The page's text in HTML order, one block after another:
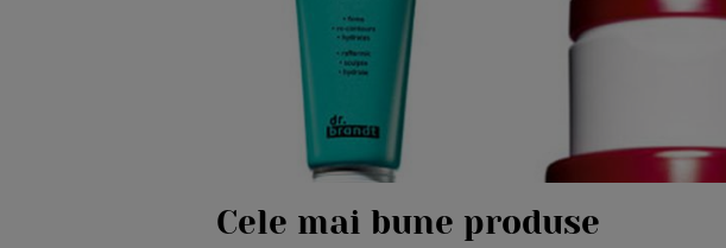
Cele mai bune produse